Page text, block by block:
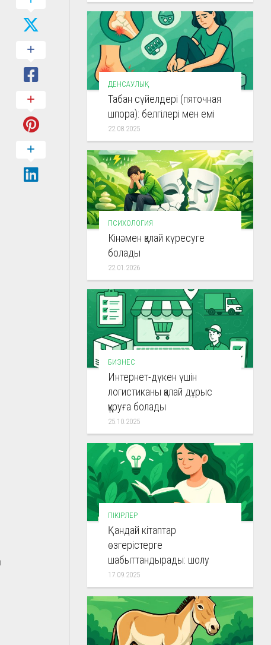
ДЕНСАУЛЫҚ
Табан сүйелдері (пяточная
шпора): белгілері мен емі
22.08.2025
ПСИХОЛОГИЯ
Кінәмен қалай күресуге
болады
22.01.2026
БИЗНЕС
Интернет-дүкен үшін
логистиканы қалай дұрыс
құруға болады
25.10.2025
ПІКІРЛЕР
Қандай кітаптар
өзгерістерге
шабыттандырады: шолу
17.09.2025